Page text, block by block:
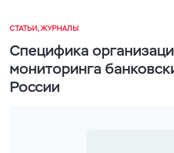
СТАТЬИ, ЖУРНАЛЫ
Специфика
мониторинга
России